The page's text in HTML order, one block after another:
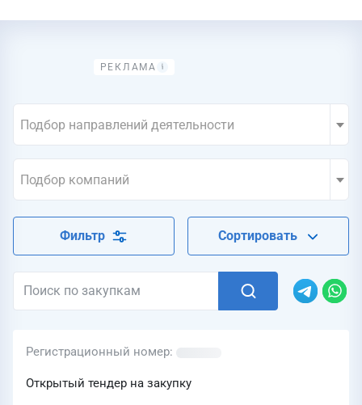
Подбор направлений деятельности
Подбор компаний
Фильтр Сортировать
Регистрационный номер
Открытый тендер на закупку